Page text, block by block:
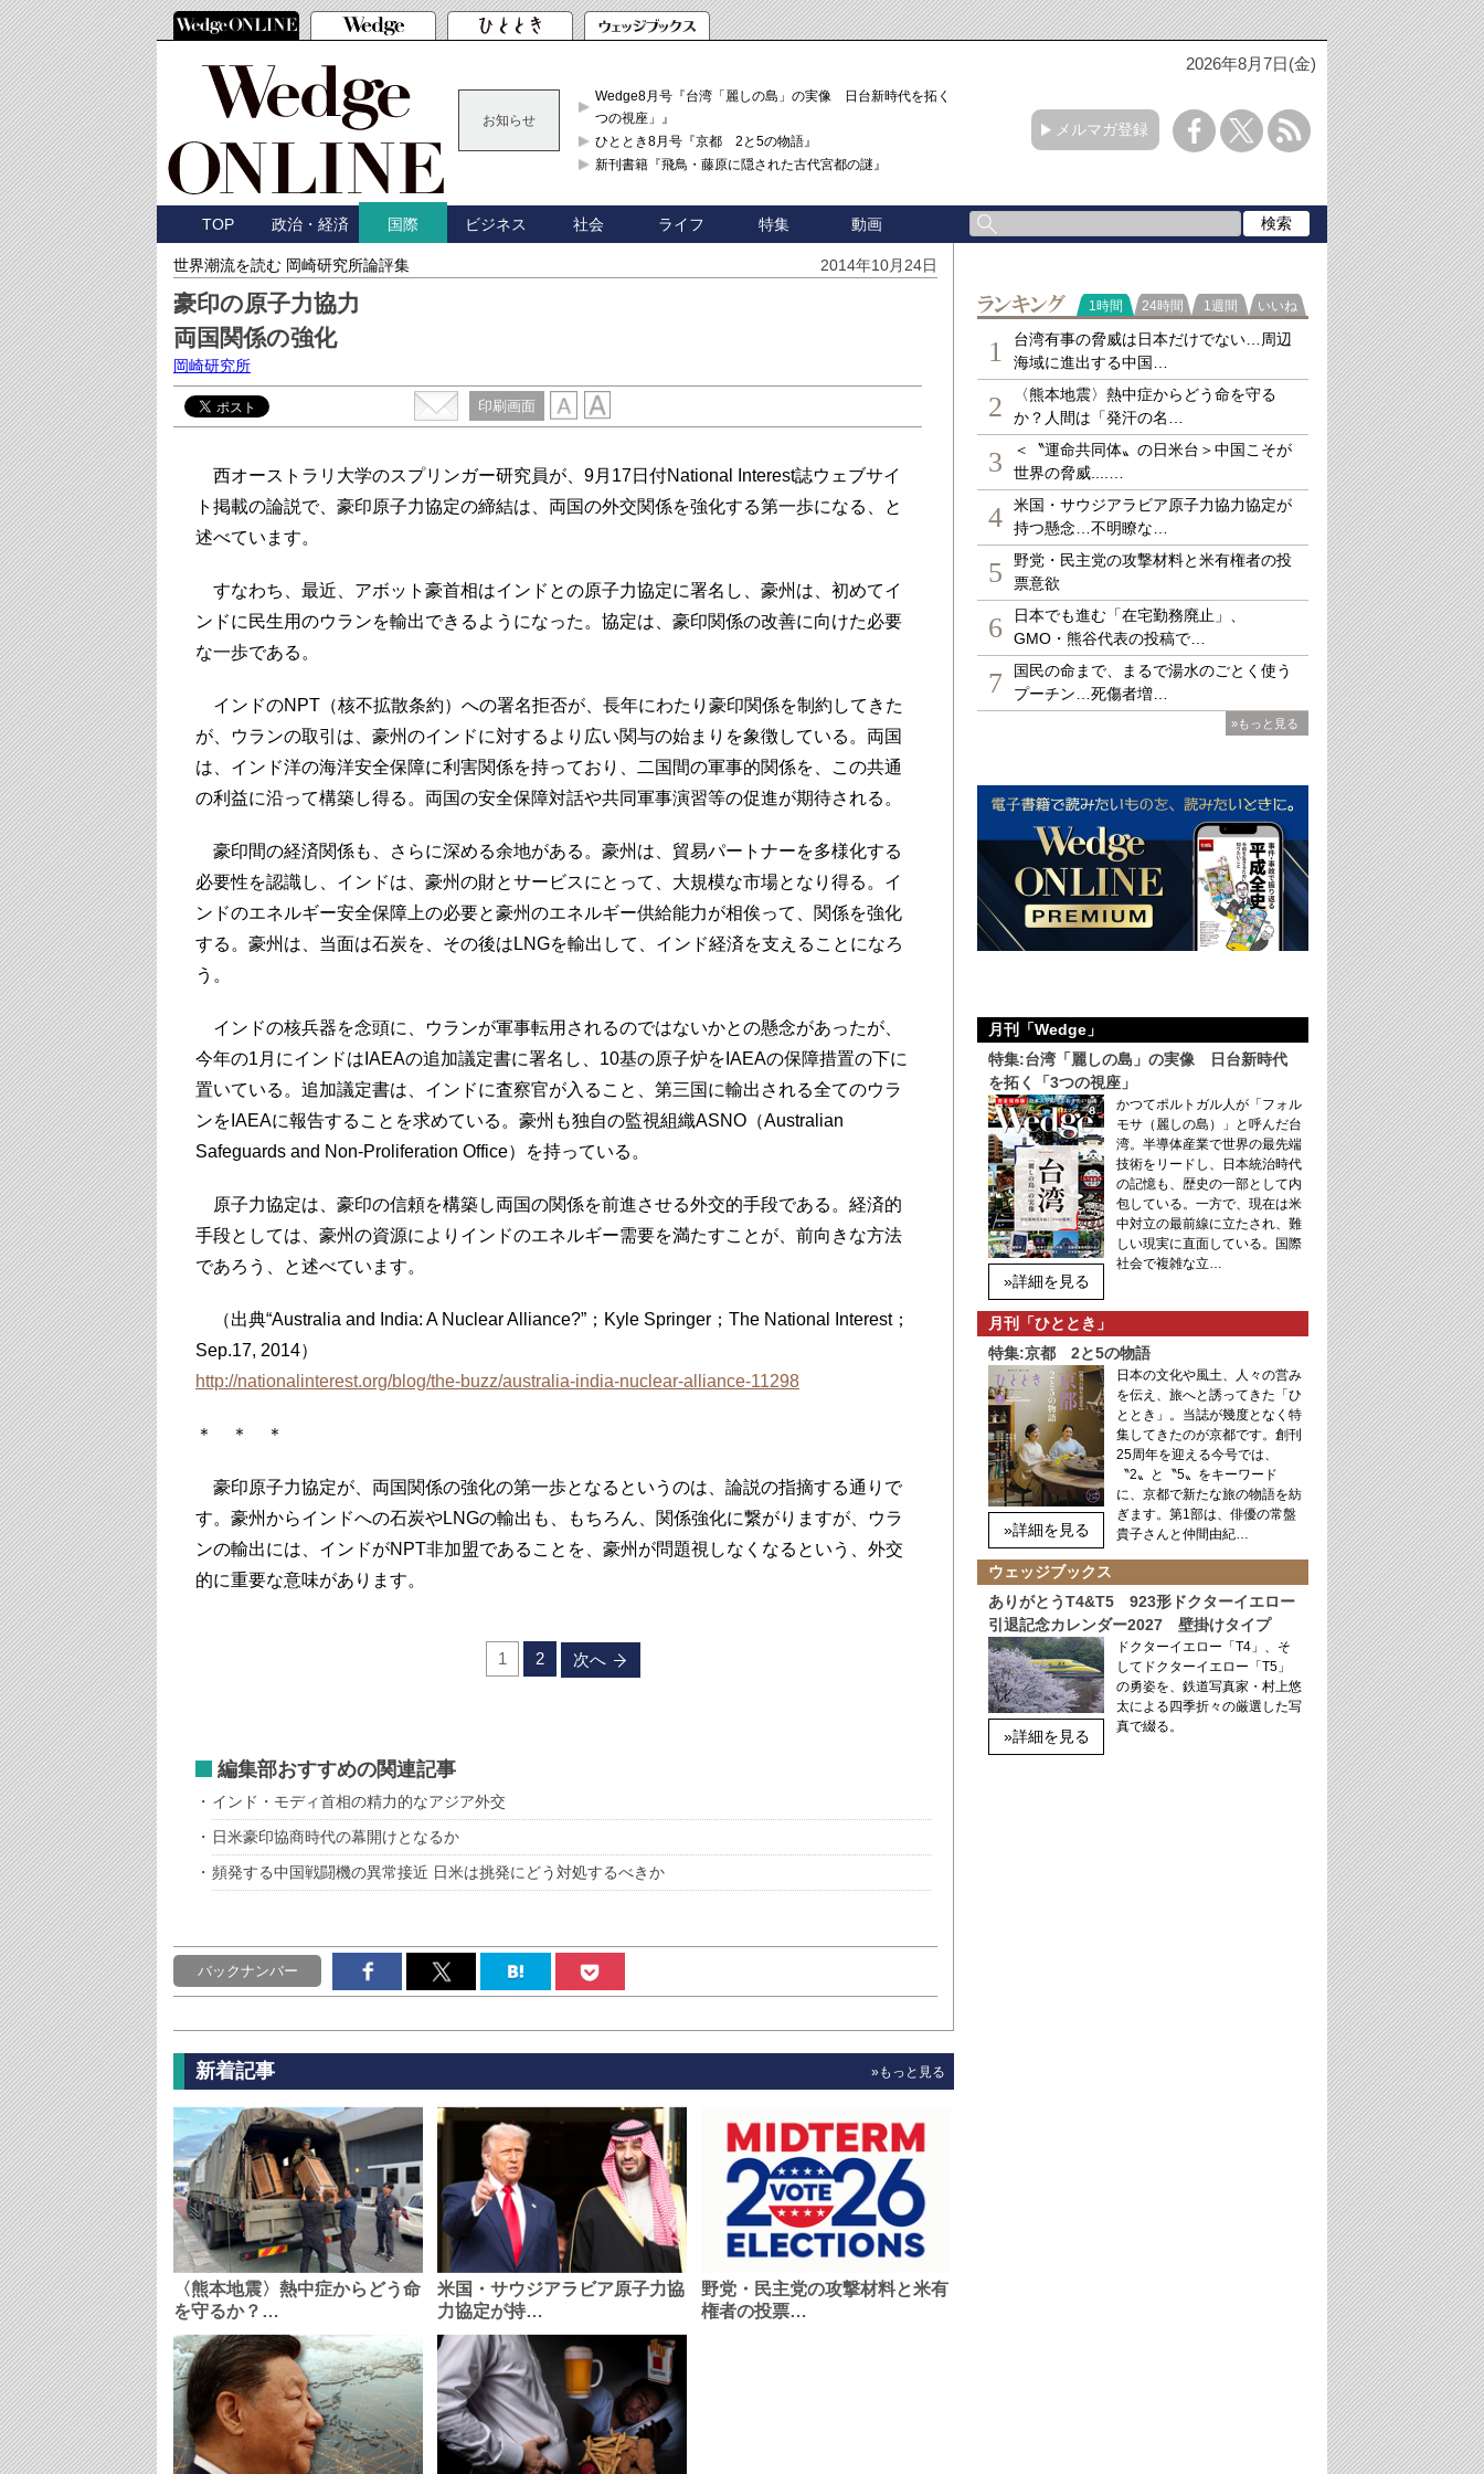
2026年8月7日(金)
お知らせ
Wedge8月号『台湾「麗しの島」の実像 日台新時代を拓く「3
つの視座」』
ひととき8月号『京都 2と5の物語』
新刊書籍『飛鳥・藤原に隠された古代宮都の謎』
メルマガ登録
TOP 政治・経済 国際 ビジネス 社会 ライフ 特集 動画
世界潮流を読む 岡崎研究所論評集 2014年10月24日
豪印の原子力協力
両国関係の強化
岡崎研究所
印刷画面
西オーストラリ大学のスプリンガー研究員が、9月17日付National Interest誌ウェブサイ
ト掲載の論説で、豪印原子力協定の締結は、両国の外交関係を強化する第一歩になる、と
述べています。
すなわち、最近、アボット豪首相はインドとの原子力協定に署名し、豪州は、初めてイ
ンドに民生用のウランを輸出できるようになった。協定は、豪印関係の改善に向けた必要
な一歩である。
インドのNPT（核不拡散条約）への署名拒否が、長年にわたり豪印関係を制約してきた
が、ウランの取引は、豪州のインドに対するより広い関与の始まりを象徴している。両国
は、インド洋の海洋安全保障に利害関係を持っており、二国間の軍事的関係を、この共通
の利益に沿って構築し得る。両国の安全保障対話や共同軍事演習等の促進が期待される。
豪印間の経済関係も、さらに深める余地がある。豪州は、貿易パートナーを多様化する
必要性を認識し、インドは、豪州の財とサービスにとって、大規模な市場となり得る。イ
ンドのエネルギー安全保障上の必要と豪州のエネルギー供給能力が相俟って、関係を強化
する。豪州は、当面は石炭を、その後はLNGを輸出して、インド経済を支えることになろ
う。
インドの核兵器を念頭に、ウランが軍事転用されるのではないかとの懸念があったが、
今年の1月にインドはIAEAの追加議定書に署名し、10基の原子炉をIAEAの保障措置の下に
置いている。追加議定書は、インドに査察官が入ること、第三国に輸出される全てのウラ
ンをIAEAに報告することを求めている。豪州も独自の監視組織ASNO（Australian
Safeguards and Non-Proliferation Office）を持っている。
原子力協定は、豪印の信頼を構築し両国の関係を前進させる外交的手段である。経済的
手段としては、豪州の資源によりインドのエネルギー需要を満たすことが、前向きな方法
であろう、と述べています。
（出典“Australia and India: A Nuclear Alliance?”；Kyle Springer；The National Interest；
Sep.17, 2014）
http://nationalinterest.org/blog/the-buzz/australia-india-nuclear-alliance-11298
＊ ＊ ＊
豪印原子力協定が、両国関係の強化の第一歩となるというのは、論説の指摘する通りで
す。豪州からインドへの石炭やLNGの輸出も、もちろん、関係強化に繋がりますが、ウラ
ンの輸出には、インドがNPT非加盟であることを、豪州が問題視しなくなるという、外交
的に重要な意味があります。
1 2 次へ
編集部おすすめの関連記事
インド・モディ首相の精力的なアジア外交
日米豪印協商時代の幕開けとなるか
頻発する中国戦闘機の異常接近 日米は挑発にどう対処するべきか
バックナンバー
新着記事 »もっと見る
〈熊本地震〉熱中症からどう命
を守るか？…
米国・サウジアラビア原子力協
力協定が持…
野党・民主党の攻撃材料と米有
権者の投票…
ランキング
1時間 24時間 1週間 いいね
1
台湾有事の脅威は日本だけでない…周辺
海域に進出する中国…
2
〈熊本地震〉熱中症からどう命を守る
か？人間は「発汗の名…
3
＜〝運命共同体〟の日米台＞中国こそが
世界の脅威....…
4
米国・サウジアラビア原子力協力協定が
持つ懸念…不明瞭な…
5
野党・民主党の攻撃材料と米有権者の投
票意欲
6
日本でも進む「在宅勤務廃止」、
GMO・熊谷代表の投稿で…
7
国民の命まで、まるで湯水のごとく使う
プーチン…死傷者増…
»もっと見る
月刊「Wedge」
特集:台湾「麗しの島」の実像 日台新時代
を拓く「3つの視座」
»詳細を見る
かつてポルトガル人が「フォル
モサ（麗しの島）」と呼んだ台
湾。半導体産業で世界の最先端
技術をリードし、日本統治時代
の記憶も、歴史の一部として内
包している。一方で、現在は米
中対立の最前線に立たされ、難
しい現実に直面している。国際
社会で複雑な立…
月刊「ひととき」
特集:京都 2と5の物語
»詳細を見る
日本の文化や風土、人々の営み
を伝え、旅へと誘ってきた「ひ
ととき」。当誌が幾度となく特
集してきたのが京都です。創刊
25周年を迎える今号では、
〝2〟と〝5〟をキーワード
に、京都で新たな旅の物語を紡
ぎます。第1部は、俳優の常盤
貴子さんと仲間由紀…
ウェッジブックス
ありがとうT4&T5 923形ドクターイエロー
引退記念カレンダー2027 壁掛けタイプ
»詳細を見る
ドクターイエロー「T4」、そ
してドクターイエロー「T5」
の勇姿を、鉄道写真家・村上悠
太による四季折々の厳選した写
真で綴る。